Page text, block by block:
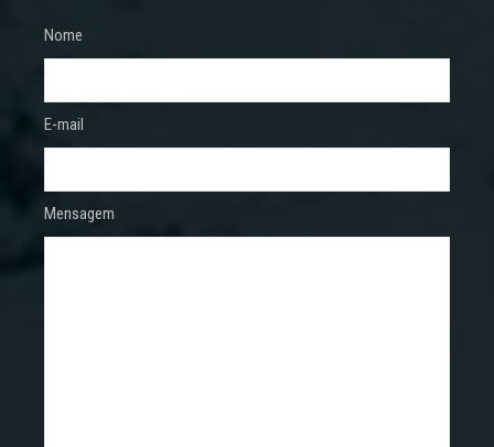
Nome
E-mail
Mensagem